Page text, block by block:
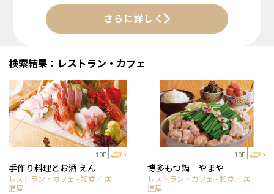
さらに詳しく
検索結果：レストラン・カフェ
10F
手作り料理とお酒 えん
レストラン・カフェ - 和食／ 居
酒屋
10F
博多もつ鍋 やまや
レストラン・カフェ - 和食／ 居
酒屋